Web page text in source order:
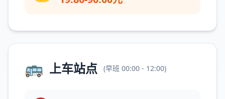
🚌 上车站点 (早班 00:00 - 12:00)